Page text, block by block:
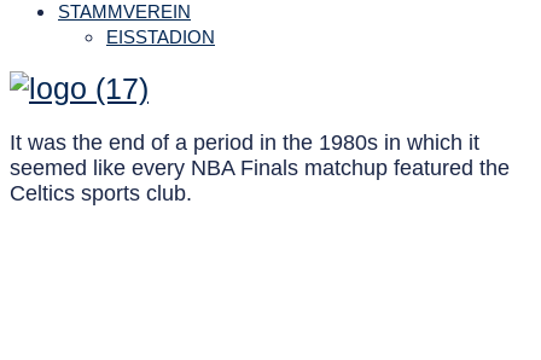
STAMMVEREIN
EISSTADION
It was the end of a period in the 1980s in which it
seemed like every NBA Finals matchup featured the
Celtics sports club.